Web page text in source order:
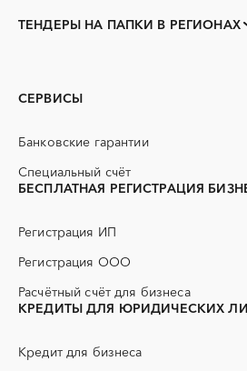
Тендеры заводов
1С
PR
АЭС
ЖБИ
ИБП
КТП
ТЕНДЕРЫ НА ПАПКИ В РЕГИОНАХ
Новоалтайск
СЕРВИСЫ
Банковские гарантии
Специальный счёт
БЕСПЛАТНАЯ РЕГИСТРАЦИЯ
Регистрация ИП
Регистрация ООО
Расчётный счёт для бизнеса
КРЕДИТЫ ДЛЯ ЮРИДИЧЕСКИХ
Кредит для бизнеса